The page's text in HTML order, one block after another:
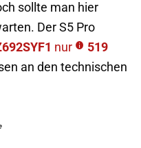
sollte man hier
Der S5 Pro
nur
519
an den technischen